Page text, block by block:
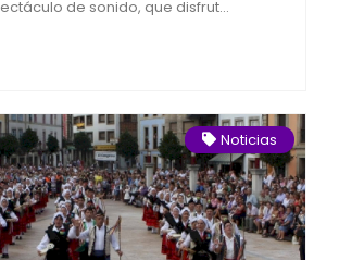
de sonido, que disfrut...
Noticias